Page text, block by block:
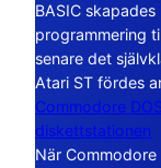
BASIC
programmering
senare det
Atari ST fördes
Commodore
diskettstationen
När